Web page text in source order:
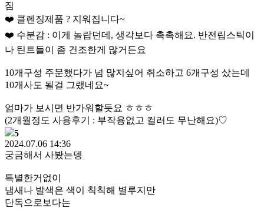
짐
❤️ 클렌징제품 ? 지워집니다~
❤️ 수분감 : 이게 놀랍던데, 생각보다 촉촉해요. 반전립스틱이
나 틴트들이 좀 건조한게 많거든요
10개구성 주문했다가 넘 많지싶어 취소하고 6개구성 샀는데
10개사도 될걸 그랬네요~
엄마가 보시면 반가워할듯요 ㅎㅎㅎ
(2개월정도 사용후기 : 부작용없고 컬러도 무난해요)♡
5
2024.07.06 14:36
궁금해서 사봤는뎅
특별한거없이
냄새나 발색은 색이 칙칙해 별루지만
단독으로보다는